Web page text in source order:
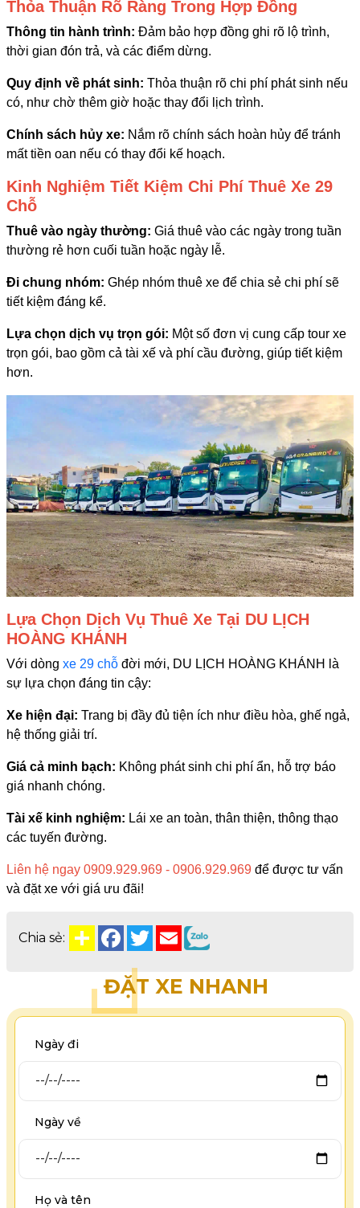
Thỏa Thuận Rõ Ràng Trong Hợp Đồng
Thông tin hành trình: Đảm bảo hợp đồng ghi rõ lộ trình,
thời gian đón trả, và các điểm dừng.
Quy định về phát sinh: Thỏa thuận rõ chi phí phát sinh nếu
có, như chờ thêm giờ hoặc thay đổi lịch trình.
Chính sách hủy xe: Nắm rõ chính sách hoàn hủy để tránh
mất tiền oan nếu có thay đổi kế hoạch.
Kinh Nghiệm Tiết Kiệm Chi Phí Thuê Xe 29
Chỗ
Thuê vào ngày thường: Giá thuê vào các ngày trong tuần
thường rẻ hơn cuối tuần hoặc ngày lễ.
Đi chung nhóm: Ghép nhóm thuê xe để chia sẻ chi phí sẽ
tiết kiệm đáng kể.
Lựa chọn dịch vụ trọn gói: Một số đơn vị cung cấp tour xe
trọn gói, bao gồm cả tài xế và phí cầu đường, giúp tiết kiệm
hơn.
Lựa Chọn Dịch Vụ Thuê Xe Tại DU LỊCH
HOÀNG KHÁNH
Với dòng xe 29 chỗ đời mới, DU LỊCH HOÀNG KHÁNH là
sự lựa chọn đáng tin cậy:
Xe hiện đại: Trang bị đầy đủ tiện ích như điều hòa, ghế ngả,
hệ thống giải trí.
Giá cả minh bạch: Không phát sinh chi phí ẩn, hỗ trợ báo
giá nhanh chóng.
Tài xế kinh nghiệm: Lái xe an toàn, thân thiện, thông thạo
các tuyến đường.
Liên hệ ngay 0909.929.969 - 0906.929.969 để được tư vấn
và đặt xe với giá ưu đãi!
Chia sẻ:
ĐẶT XE NHANH
Ngày đi
Ngày về
Họ và tên